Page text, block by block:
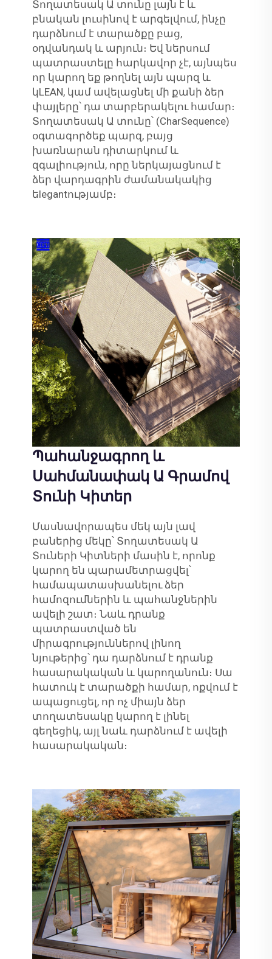
Տողատեսակ Ա տունը լայն է և
բնական լուսինով է արգելվում, ինչը
դարձնում է տարածքը բաց,
օդվանդակ և արյուն։ Եվ ներսում
պատրաստելը հարկավոր չէ, այնպես
որ կարող եք թողնել այն պարզ և
կLEAN, կամ ավելացնել մի քանի ձեր
փայլերը՝ դա տարբերակելու համար։
Տողատեսակ Ա տունը՝ (CharSequence)
օգտագործեք պարզ, բայց
խառնարան դիտարկում և
զգալիություն, որը ներկայացնում է
ձեր վարդագրին ժամանակակից
եlegantությամբ։
Պահանջագրող և
Սահմանափակ Ա Գրամով
Տունի Կիտեր
Մասնավորապես մեկ այն լավ
բաներից մեկը՝ Տողատեսակ Ա
Տուների Կիտների մասին է, որոնք
կարող են պարամետրացվել՝
համապատասխանելու ձեր
համոզումներին և պահանջներին
ավելի շատ։ Նաև դրանք
պատրաստված են
միրագրություններով լինող
նյութերից՝ դա դարձնում է դրանք
հասարակական և կարողանուն։ Սա
հատուկ է տարածքի համար, ոքվում է
ապացուցել, որ ոչ միայն ձեր
տողատեսակը կարող է լինել
գեղեցիկ, այլ նաև դարձնում է ավելի
հասարակական։